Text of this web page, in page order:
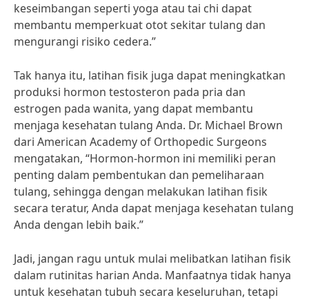
keseimbangan seperti yoga atau tai chi dapat
membantu memperkuat otot sekitar tulang dan
mengurangi risiko cedera.”
Tak hanya itu, latihan fisik juga dapat meningkatkan
produksi hormon testosteron pada pria dan
estrogen pada wanita, yang dapat membantu
menjaga kesehatan tulang Anda. Dr. Michael Brown
dari American Academy of Orthopedic Surgeons
mengatakan, “Hormon-hormon ini memiliki peran
penting dalam pembentukan dan pemeliharaan
tulang, sehingga dengan melakukan latihan fisik
secara teratur, Anda dapat menjaga kesehatan tulang
Anda dengan lebih baik.”
Jadi, jangan ragu untuk mulai melibatkan latihan fisik
dalam rutinitas harian Anda. Manfaatnya tidak hanya
untuk kesehatan tubuh secara keseluruhan, tetapi